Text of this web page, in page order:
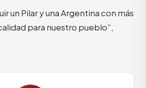
un Pilar y una Argentina con más
para nuestro pueblo”,